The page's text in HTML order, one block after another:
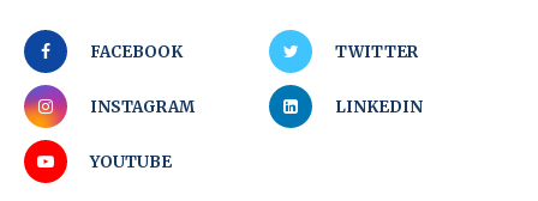
FACEBOOK TWITTER
INSTAGRAM LINKEDIN
YOUTUBE